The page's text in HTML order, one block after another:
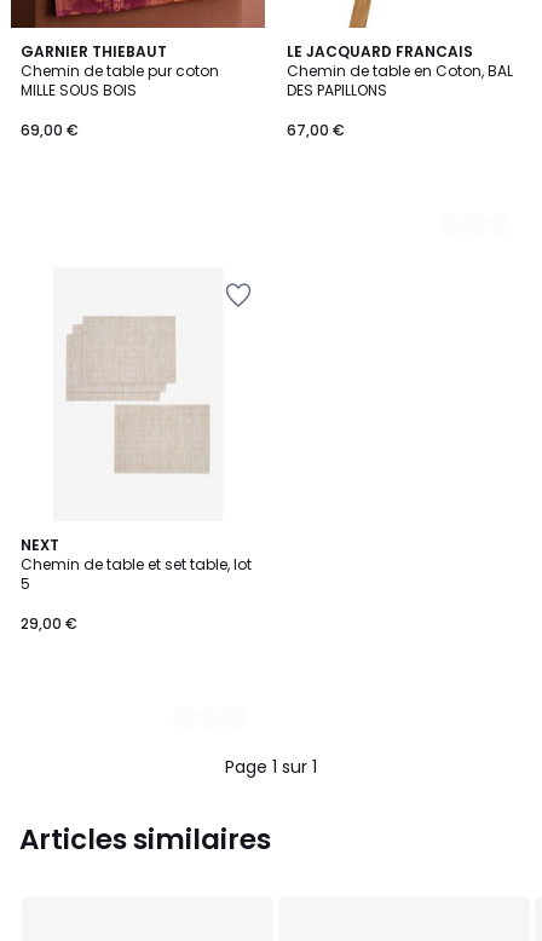
GARNIER THIEBAUT
Chemin de table pur coton
MILLE SOUS BOIS
69,00 €
LE JACQUARD FRANCAIS
Chemin de table en Coton, BAL
DES PAPILLONS
67,00 €
3
Couleurs
NEXT
Chemin de table et set table, lot
5
29,00 €
2
Couleurs
Page 1 sur 1
Articles similaires